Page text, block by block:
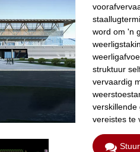
word om 'n
struktuur
vervaardig
verskillende
vereistes te